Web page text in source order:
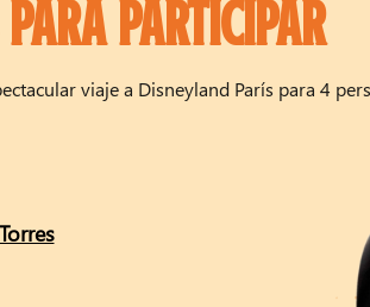
PARTICIPAR
viaje a Disneyland París para 4